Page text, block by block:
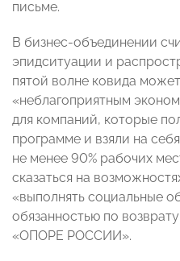
письме.
В бизнес-объединении
эпидситуации и
пятой волне ковида
«неблагоприятным
для компаний, которые
программе и взяли на
не менее 90% рабочих
сказаться на
«выполнять социальные
обязанностью по
«ОПОРЕ РОССИИ».